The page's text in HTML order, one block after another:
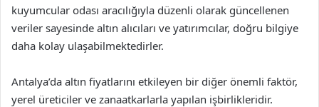
kuyumcular odası aracılığıyla düzenli olarak güncellenen
veriler sayesinde altın alıcıları ve yatırımcılar, doğru bilgiye
daha kolay ulaşabilmektedirler.
Antalya’da altın fiyatlarını etkileyen bir diğer önemli faktör,
yerel üreticiler ve zanaatkarlarla yapılan işbirlikleridir.